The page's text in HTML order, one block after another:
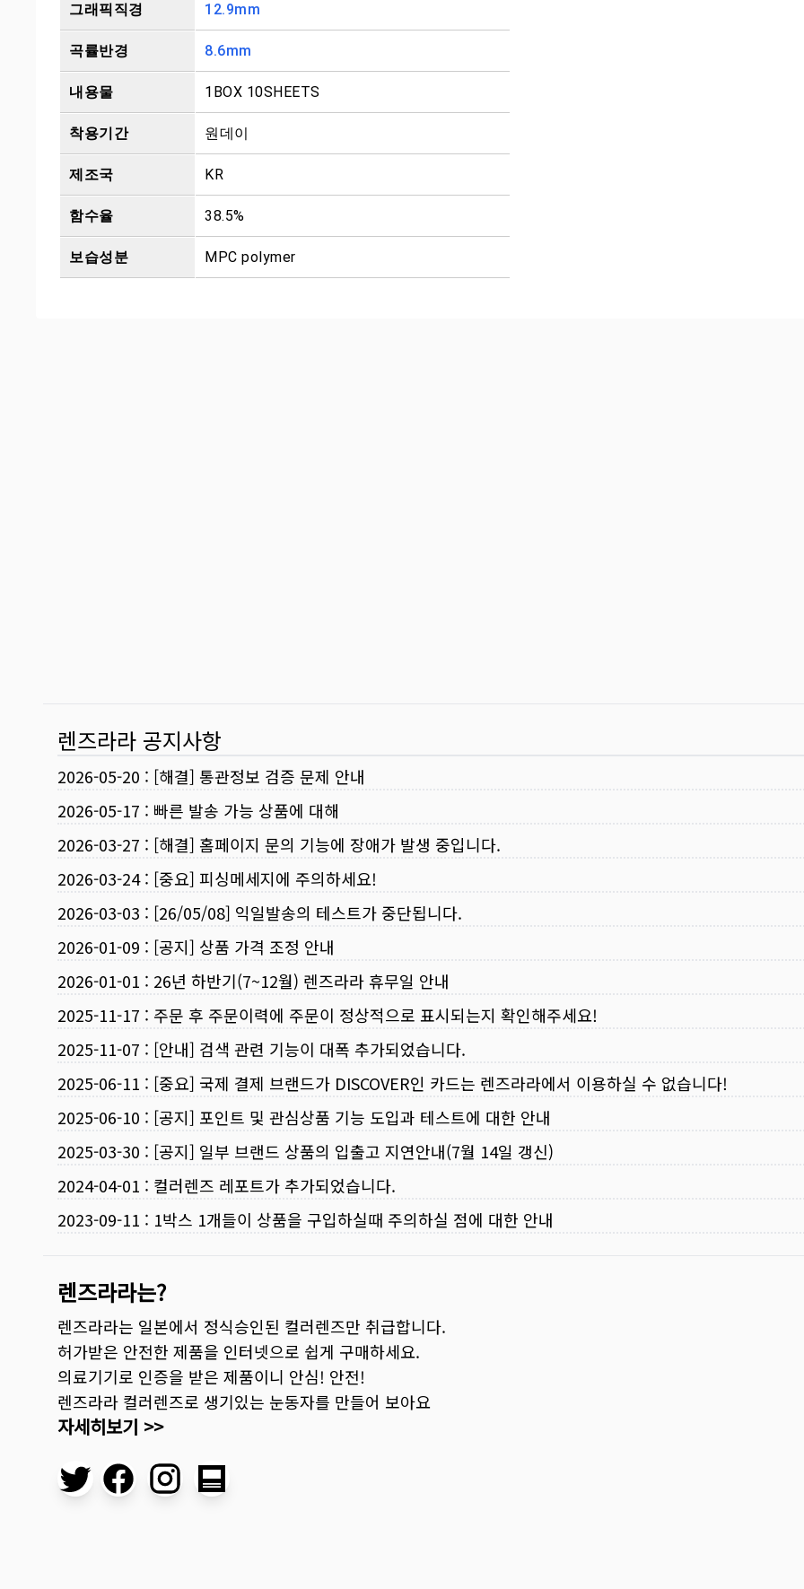
그래픽직경 12.9mm
곡률반경 8.6mm
내용물 1BOX 10SHEETS
착용기간 원데이
제조국 KR
함수율 38.5%
보습성분 MPC polymer
렌즈라라 공지사항
2026-05-20 : [해결] 통관정보 검증 문제 안내
2026-05-17 : 빠른 발송 가능 상품에 대해
2026-03-27 : [해결] 홈페이지 문의 기능에 장애가 발생 중입니다.
2026-03-24: [중요] 피싱메세지에 주의하세요!
2026-03-03 : [26/05/08] 익일발송의 테스트가 중단됩니다.
2026-01-09 : [공지] 상품 가격 조정 안내
2026-01-01 : 26년 하반기(7~12월) 렌즈라라 휴무일 안내
2025-11-17 : 주문 후 주문이력에 주문이 정상적으로 표시되는지 확인해주세요!
2025-11-07 : [안내] 검색 관련 기능이 대폭 추가되었습니다.
2025-06-11 : [중요] 국제 결제 브랜드가 DISCOVER인 카드는 렌즈라라에서 이용하실 수 없습니다!
2025-06-10 : [공지] 포인트 및 관심상품 기능 도입과 테스트에 대한 안내
2025-03-30 : [공지] 일부 브랜드 상품의 입출고 지연안내(7월 14일 갱신)
2024-04-01 : 컬러렌즈 레포트가 추가되었습니다.
2023-09-11 : 1박스 1개들이 상품을 구입하실때 주의하실 점에 대한 안내
렌즈라라는?
렌즈라라는 일본에서 정식승인된 컬러렌즈만 취급합니다.
허가받은 안전한 제품을 인터넷으로 쉽게 구매하세요.
의료기기로 인증을 받은 제품이니 안심! 안전!
렌즈라라 컬러렌즈로 생기있는 눈동자를 만들어 보아요
자세히보기 >>